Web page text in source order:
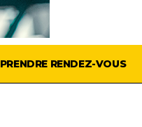
PRENDRE RENDEZ-VOUS